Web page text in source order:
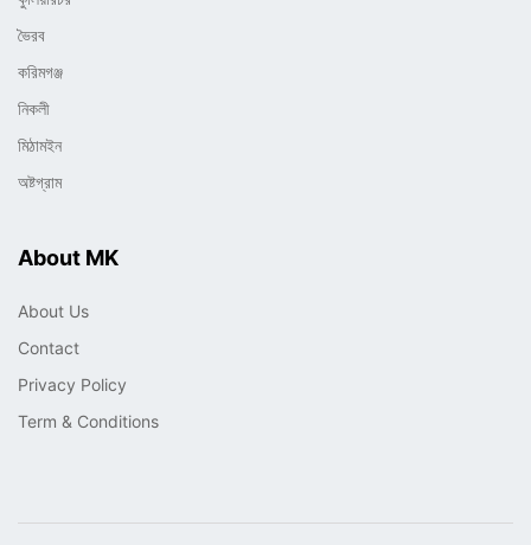
ভৈরব
করিমগঞ্জ
নিকলী
মিঠামইন
অষ্টগ্রাম
About MK
About Us
Contact
Privacy Policy
Term & Conditions